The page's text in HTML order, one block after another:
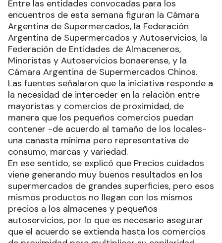
Entre las entidades convocadas para los
encuentros de esta semana figuran la Cámara
Argentina de Supermercados, la Federación
Argentina de Supermercados y Autoservicios, la
Federación de Entidades de Almaceneros,
Minoristas y Autoservicios bonaerense, y la
Cámara Argentina de Supermercados Chinos.
Las fuentes señalaron que la iniciativa responde a
la necesidad de interceder en la relación entre
mayoristas y comercios de proximidad, de
manera que los pequeños comercios puedan
contener -de acuerdo al tamaño de los locales-
una canasta mínima pero representativa de
consumo, marcas y variedad.
En ese sentido, se explicó que Precios cuidados
viene generando muy buenos resultados en los
supermercados de grandes superficies, pero esos
mismos productos no llegan con los mismos
precios a los almacenes y pequeños
autoservicios, por lo que es necesario asegurar
que el acuerdo se extienda hasta los comercios